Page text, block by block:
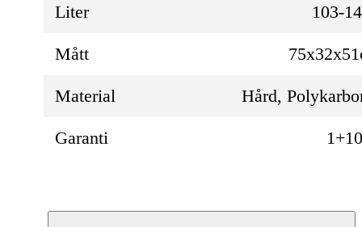
Liter 103-
Mått
Material Hård,
Garanti